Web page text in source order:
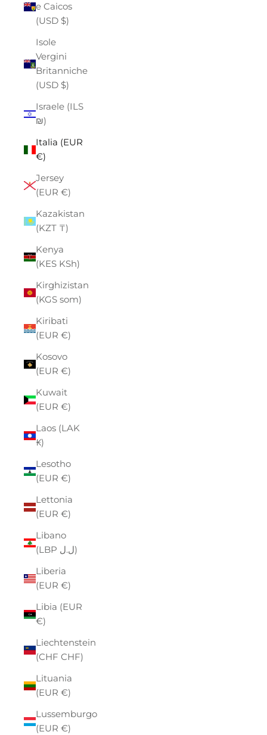
e Caicos
(USD $)
Isole
Vergini
Britanniche
(USD $)
Israele (ILS
₪)
Italia (EUR
€)
Jersey
(EUR €)
Kazakistan
(KZT ₸)
Kenya
(KES KSh)
Kirghizistan
(KGS som)
Kiribati
(EUR €)
Kosovo
(EUR €)
Kuwait
(EUR €)
Laos (LAK
₭)
Lesotho
(EUR €)
Lettonia
(EUR €)
Libano
(LBP ل.ل)
Liberia
(EUR €)
Libia (EUR
€)
Liechtenstein
(CHF CHF)
Lituania
(EUR €)
Lussemburgo
(EUR €)